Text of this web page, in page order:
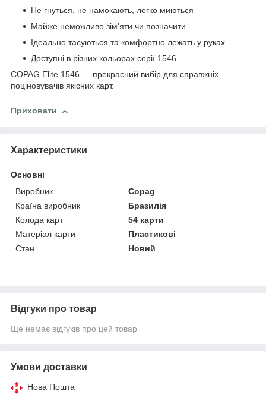
Не гнуться, не намокають, легко миються
Майже неможливо зім'яти чи позначити
Ідеально тасуються та комфортно лежать у руках
Доступні в різних кольорах серії 1546
COPAG Elite 1546 — прекрасний вибір для справжніх
поціновувачів якісних карт.
Приховати
Характеристики
Основні
Виробник
Copag
Країна виробник
Бразилія
Колода карт
54 карти
Матеріал карти
Пластикові
Стан
Новий
Відгуки про товар
Ще немає відгуків про цей товар
Умови доставки
Нова Пошта